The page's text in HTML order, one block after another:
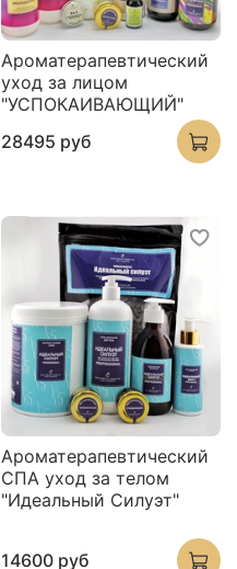
Ароматерапевтический
уход за лицом
"УСПОКАИВАЮЩИЙ"
28495 руб
Ароматерапевтический
СПА уход за телом
"Идеальный Силуэт"
14600 руб